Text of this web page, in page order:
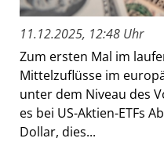
11.12.2025, 12:48 Uhr
Zum ersten Mal im
Mittelzuflüsse im
unter dem Niveau des
es bei US-Aktien-ETFs
Dollar, dies...